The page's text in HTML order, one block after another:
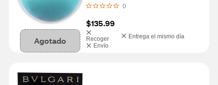
Agotado
0
$135.99
Recoger
Entrega el mismo día
Envío